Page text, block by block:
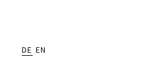
DE EN